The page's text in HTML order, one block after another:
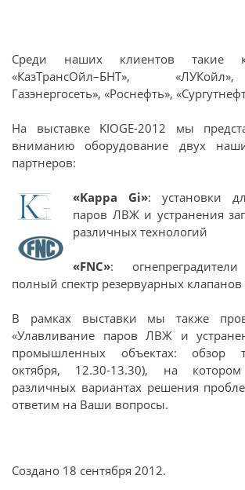
Среди наших клиентов такие
«КазТрансОйл–БНТ»,
Газэнергосеть», «Роснефть»,
На выставке KIOGE-2012 мы
вниманию оборудование двух
партнеров:
«Kappa Gi»: установки
паров ЛВЖ и устранения
различных технологий
«FNC»:
полный спектр резервуарных
В рамках выставки мы также
«Улавливание паров ЛВЖ и
промышленных объектах: обзор
октября, 12.30-13.30), на
различных вариантах решения
ответим на Ваши вопросы.
Создано 18 сентября 2012.